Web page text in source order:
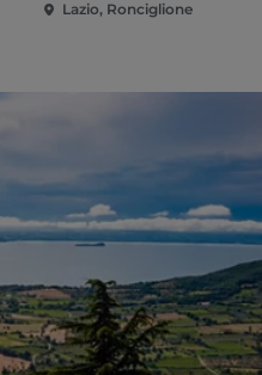
Lazio, Ronciglione